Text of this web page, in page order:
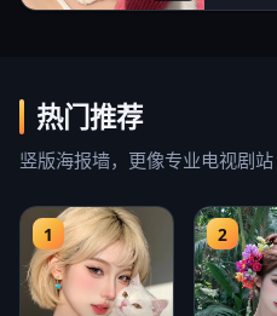
热门推荐
竖版海报墙，更像专业电视剧站
1 2